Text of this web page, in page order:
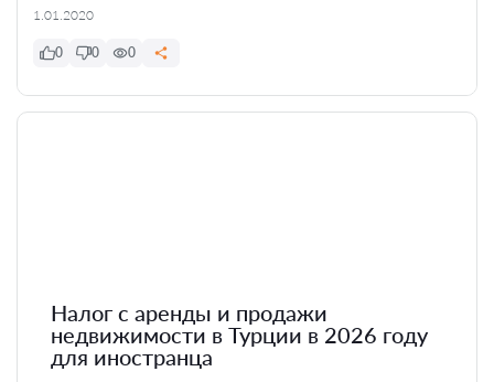
1.01.2020
0 0 0
Налог с аренды и продажи
недвижимости в Турции в 2026 году
для иностранца